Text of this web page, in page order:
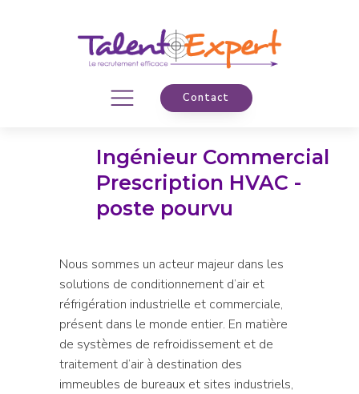
Contact
Ingénieur Commercial
Prescription HVAC -
poste pourvu
Nous sommes un acteur majeur dans les
solutions de conditionnement d’air et
réfrigération industrielle et commerciale,
présent dans le monde entier. En matière
de systèmes de refroidissement et de
traitement d’air à destination des
immeubles de bureaux et sites industriels,